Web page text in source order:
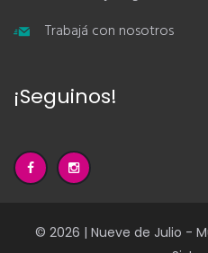
Trabajá con nosotros
¡Seguinos!
© 2026 | Nueve de Julio -